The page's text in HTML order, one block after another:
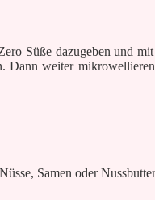
Süße dazugeben und
weiter
Samen oder